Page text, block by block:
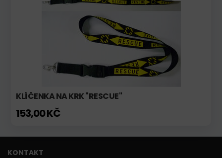
KLÍČENKA NA KRK "RESCUE"
153,00 KČ
KONTAKT